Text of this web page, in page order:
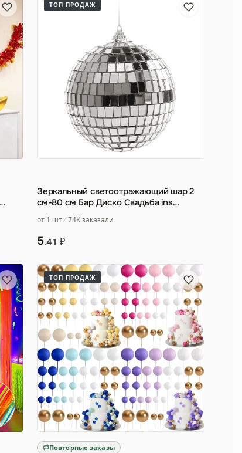
ТОП ПРОДАЖ
Зеркальный светоотражающий шар 2
см-80 см Бар Диско Свадьба ins
от 1 шт 74K заказали
5.41 ₽
ТОП ПРОДАЖ
Повторные заказы